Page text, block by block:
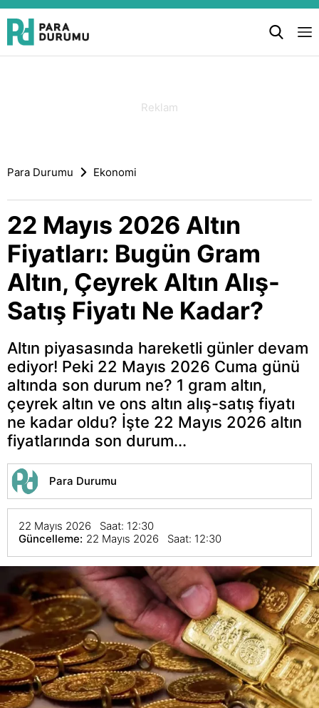
Para Durumu Ekonomi
22 Mayıs 2026 Altın
Fiyatları: Bugün Gram
Altın, Çeyrek Altın Alış-
Satış Fiyatı Ne Kadar?
Altın piyasasında hareketli günler devam
ediyor! Peki 22 Mayıs 2026 Cuma günü
altında son durum ne? 1 gram altın,
çeyrek altın ve ons altın alış-satış fiyatı
ne kadar oldu? İşte 22 Mayıs 2026 altın
fiyatlarında son durum...
Para Durumu
22 Mayıs 2026 Saat: 12:30
Güncelleme: 22 Mayıs 2026 Saat: 12:30